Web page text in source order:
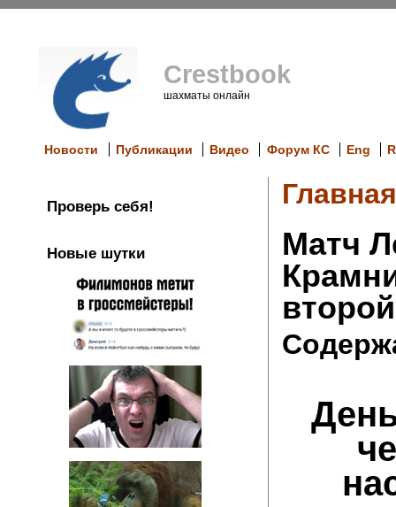
Crestbook
шахматы онлайн
Новости Публикации Видео Форум КС Eng
Проверь себя!
Новые шутки
Главная
Матч
второй